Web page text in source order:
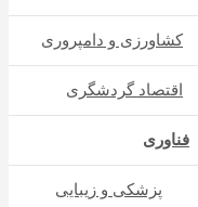
کشاورزی و دامپروری
اقتصاد گردشگری
فناوری
پزشکی و زیبایی